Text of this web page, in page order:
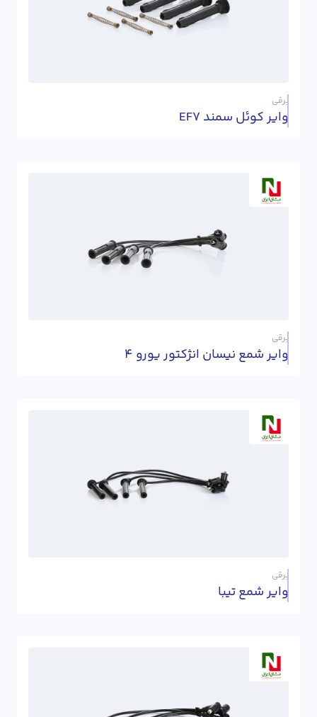
برقی
وایر کوئل سمند EF7
برقی
وایر شمع نیسان انژکتور یورو 4
برقی
وایر شمع تیبا